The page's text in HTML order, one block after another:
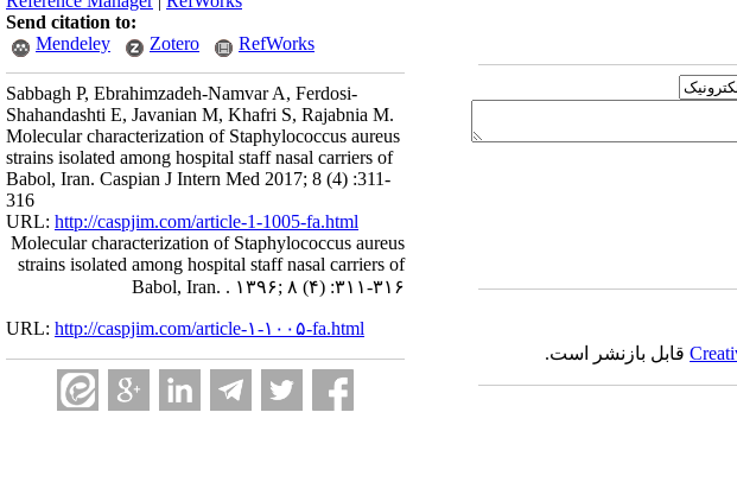
Send citation to:
Mendeley
Zotero RefWorks
Sabbagh P, Ebrahimzadeh-Namvar A, Ferdosi-
Shahandashti E, Javanian M, Khafri S, Rajabnia M.
Molecular characterization of Staphylococcus aureus
strains isolated among hospital staff nasal carriers of
Babol, Iran. Caspian J Intern Med 2017; 8 (4) :311-
316
URL: http://caspjim.com/article-1-1005-fa.html
Molecular characterization of Staphylococcus aureus
strains isolated among hospital staff nasal carriers of
Babol, Iran. . ۱۳۹۶; ۸ (۴) :۳۱۱-۳۱۶
URL: http://caspjim.com/article-۱-۱۰۰۵-fa.html
قابل بازنشر است.